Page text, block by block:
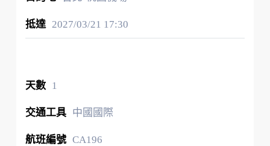
2027/03/21 17:30
1
中國國際
CA196